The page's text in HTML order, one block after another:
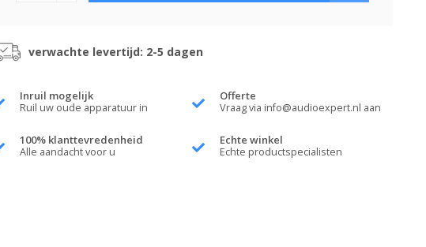
verwachte levertijd: 2-5 dagen
Inruil mogelijk
Ruil uw oude apparatuur in
Offerte
Vraag via info@audioexpert.nl aan
100% klanttevredenheid
Alle aandacht voor u
Echte winkel
Echte productspecialisten